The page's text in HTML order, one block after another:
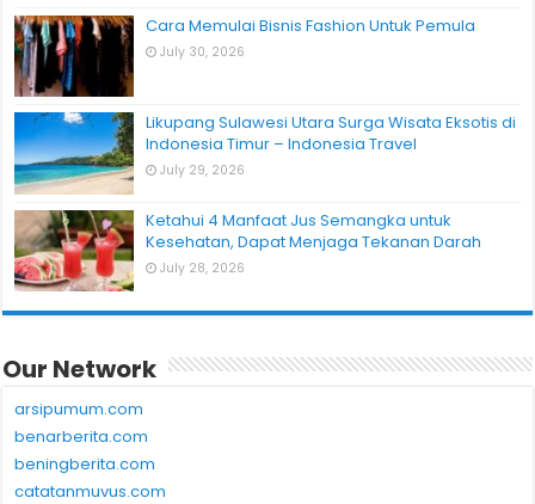
Cara Memulai Bisnis Fashion Untuk Pemula
July 30, 2026
Likupang Sulawesi Utara Surga Wisata Eksotis di
Indonesia Timur – Indonesia Travel
July 29, 2026
Ketahui 4 Manfaat Jus Semangka untuk
Kesehatan, Dapat Menjaga Tekanan Darah
July 28, 2026
Our Network
arsipumum.com
benarberita.com
beningberita.com
catatanmuvus.com